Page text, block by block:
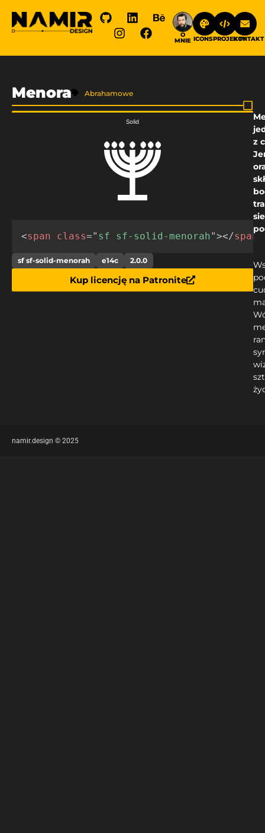
O
MNIE ICONSPROJEKTYKONTAKT
Menora Abrahamowe
Solid
<span class=" sf sf-solid-menorah"></span
sf sf-solid-menorah e14c 2.0.0
Kup licencję na Patronite
z
namir.design © 2025